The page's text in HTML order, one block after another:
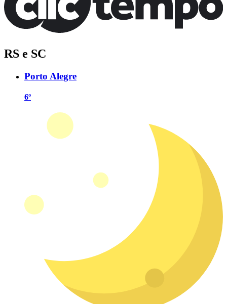
RS e SC
Porto Alegre
6º